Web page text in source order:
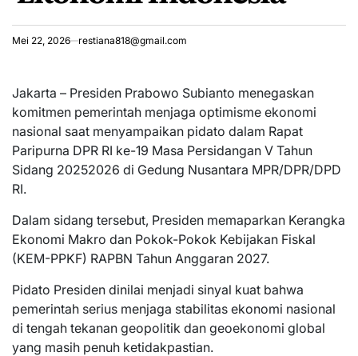
Mei 22, 2026 restiana818@gmail.com
Jakarta – Presiden Prabowo Subianto menegaskan
komitmen pemerintah menjaga optimisme ekonomi
nasional saat menyampaikan pidato dalam Rapat
Paripurna DPR RI ke-19 Masa Persidangan V Tahun
Sidang 20252026 di Gedung Nusantara MPR/DPR/DPD
RI.
Dalam sidang tersebut, Presiden memaparkan Kerangka
Ekonomi Makro dan Pokok-Pokok Kebijakan Fiskal
(KEM-PPKF) RAPBN Tahun Anggaran 2027.
Pidato Presiden dinilai menjadi sinyal kuat bahwa
pemerintah serius menjaga stabilitas ekonomi nasional
di tengah tekanan geopolitik dan geoekonomi global
yang masih penuh ketidakpastian.